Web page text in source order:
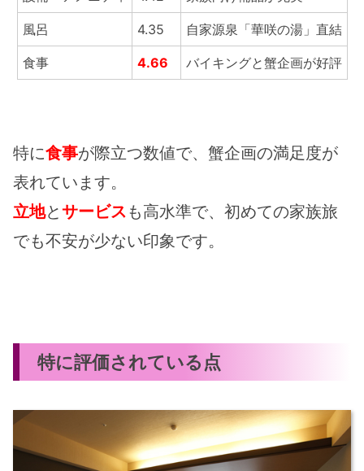
風呂 4.35 自家源泉「華咲の湯」直結
食事 4.66 バイキングと蟹企画が好評
特に食事が際立つ数値で、蟹企画の満足度が
表れています。
立地とサービスも高水準で、初めての家族旅
でも不安が少ない印象です。
特に評価されている点